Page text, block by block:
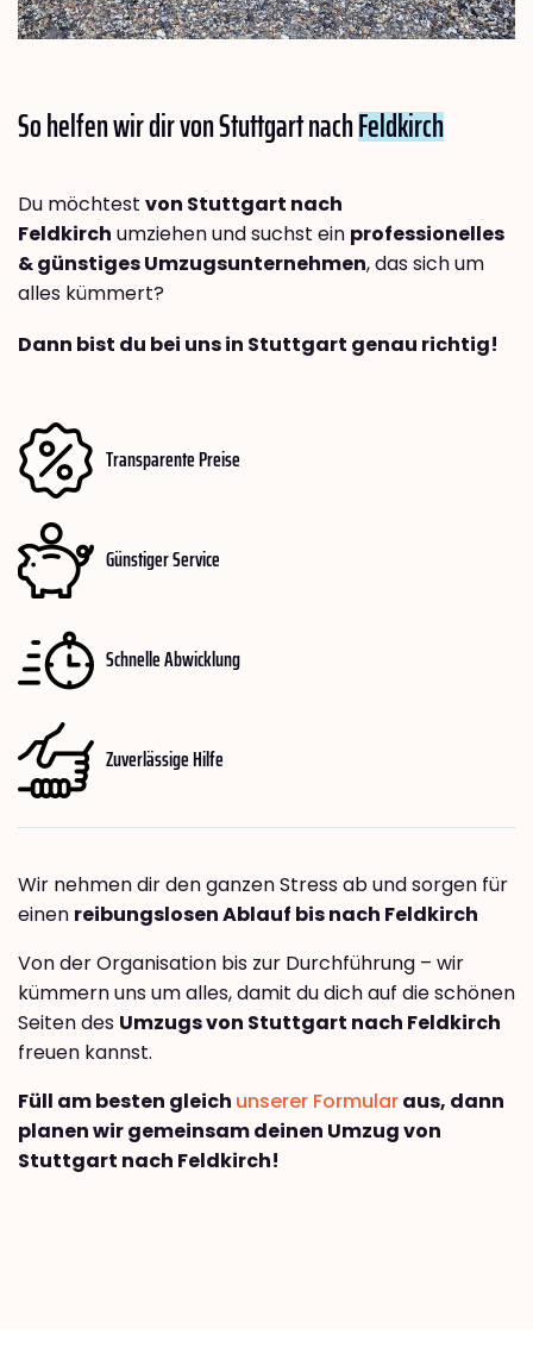
So helfen wir dir von Stuttgart nachFeldkirch
Du möchtest von Stuttgart nach
Feldkirch umziehen und suchst ein professionelles
& günstiges Umzugsunternehmen, das sich um
alles kümmert?
Dann bist du bei uns in Stuttgart genau richtig!
Transparente Preise
Günstiger Service
Schnelle Abwicklung
Zuverlässige Hilfe
Wir nehmen dir den ganzen Stress ab und sorgen für
einen reibungslosen Ablauf bis nach Feldkirch
Von der Organisation bis zur Durchführung – wir
kümmern uns um alles, damit du dich auf die schönen
Seiten des Umzugs von Stuttgart nach Feldkirch
freuen kannst.
Füll am besten gleich unserer Formularaus, dann
planen wir gemeinsam deinen Umzug von
Stuttgart nach Feldkirch!